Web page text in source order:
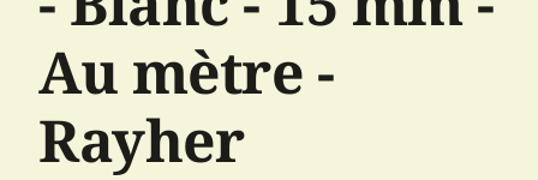
Au mètre -
Rayher